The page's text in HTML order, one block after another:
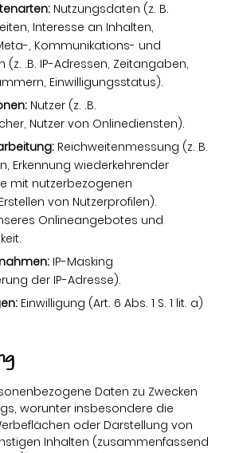
Nutzungsdaten (z. B.
Interesse an Inhalten,
, Kommunikations- und
(z. .B. IP-Adressen, Zeitangaben,
Einwilligungsstatus).
Nutzer (z. .B.
Nutzer von Onlinediensten).
Reichweitenmessung (z. B.
Erkennung wiederkehrender
mit nutzerbezogenen
von Nutzerprofilen).
Onlineangebotes und
IP-Masking
der IP-Adresse).
Einwilligung (Art. 6 Abs. 1 S. 1 lit. a)
Daten zu Zwecken
worunter insbesondere die
oder Darstellung von
Inhalten (zusammenfassend